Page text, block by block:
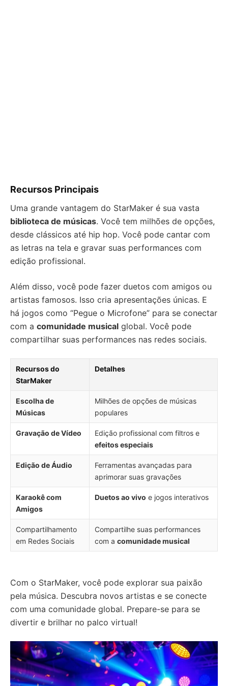
Recursos Principais
Uma grande vantagem do StarMaker é sua vasta
biblioteca de músicas. Você tem milhões de opções,
desde clássicos até hip hop. Você pode cantar com
as letras na tela e gravar suas performances com
edição profissional.
Além disso, você pode fazer duetos com amigos ou
artistas famosos. Isso cria apresentações únicas. E
há jogos como “Pegue o Microfone” para se conectar
com a comunidade musical global. Você pode
compartilhar suas performances nas redes sociais.
Recursos do
StarMaker
Detalhes
Escolha de
Músicas
Milhões de opções de músicas
populares
Gravação de Vídeo
Edição profissional com filtros e
efeitos especiais
Edição de Áudio
Ferramentas avançadas para
aprimorar suas gravações
Karaokê com
Amigos
Duetos ao vivo e jogos interativos
Compartilhamento
em Redes Sociais
Compartilhe suas performances
com a comunidade musical
Com o StarMaker, você pode explorar sua paixão
pela música. Descubra novos artistas e se conecte
com uma comunidade global. Prepare-se para se
divertir e brilhar no palco virtual!